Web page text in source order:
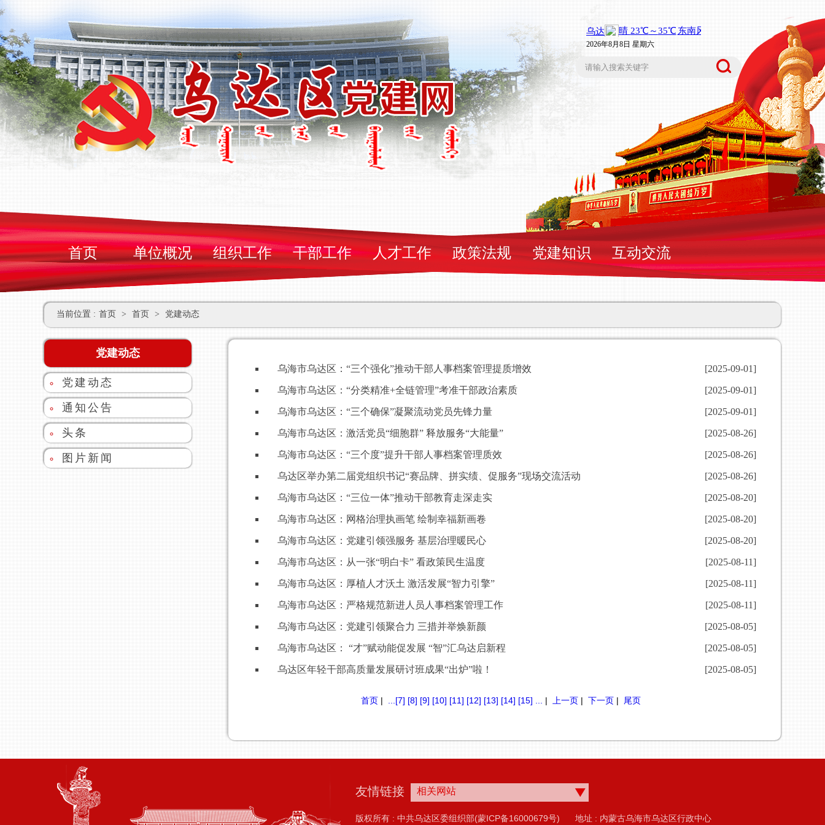
2026年8月8日 星期六
首页 单位概况 组织工作 干部工作 人才工作 政策法规 党建知识 互动交流
当前位置 : 首页 > 首页 > 党建动态
党建动态
党建动态
通知公告
头条
图片新闻
乌海市乌达区：“三个强化”推动干部人事档案管理提质增效 [2025-09-01]
乌海市乌达区：“分类精准+全链管理”考准干部政治素质 [2025-09-01]
乌海市乌达区：“三个确保”凝聚流动党员先锋力量 [2025-09-01]
乌海市乌达区：激活党员“细胞群” 释放服务“大能量” [2025-08-26]
乌海市乌达区：“三个度”提升干部人事档案管理质效 [2025-08-26]
乌达区举办第二届党组织书记“赛品牌、拼实绩、促服务”现场交流活动 [2025-08-26]
乌海市乌达区：“三位一体”推动干部教育走深走实 [2025-08-20]
乌海市乌达区：网格治理执画笔 绘制幸福新画卷 [2025-08-20]
乌海市乌达区：党建引领强服务 基层治理暖民心 [2025-08-20]
乌海市乌达区：从一张“明白卡” 看政策民生温度 [2025-08-11]
乌海市乌达区：厚植人才沃土 激活发展“智力引擎” [2025-08-11]
乌海市乌达区：严格规范新进人员人事档案管理工作 [2025-08-11]
乌海市乌达区：党建引领聚合力 三措并举焕新颜 [2025-08-05]
乌海市乌达区： “才”赋动能促发展 “智”汇乌达启新程 [2025-08-05]
乌达区年轻干部高质量发展研讨班成果“出炉”啦！ [2025-08-05]
首页 | [7] [8] [9] [10] [11] [12] [13] [14] [15] | 上一页 | 下一页 | 尾页
友情链接 相关网站
版权所有 : 中共乌达区委组织部(蒙ICP备16000679号) 地址 : 内蒙古乌海市乌达区行政中心